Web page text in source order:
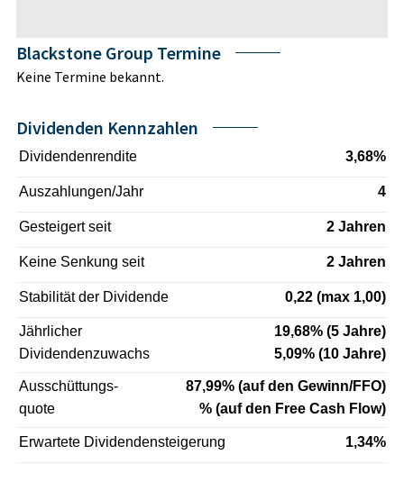
Blackstone Group Termine
Keine Termine bekannt.
Dividenden Kennzahlen
Dividendenrendite 3,68%
Auszahlungen/Jahr 4
Gesteigert seit 2 Jahren
Keine Senkung seit 2 Jahren
Stabilität der Dividende 0,22 (max 1,00)
Jährlicher
19,68% (5 Jahre)
Dividendenzuwachs
5,09% (10 Jahre)
Ausschüttungs-
87,99% (auf den Gewinn/FFO)
quote
% (auf den Free Cash Flow)
Erwartete Dividendensteigerung 1,34%